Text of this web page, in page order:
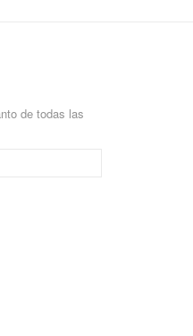
de todas las